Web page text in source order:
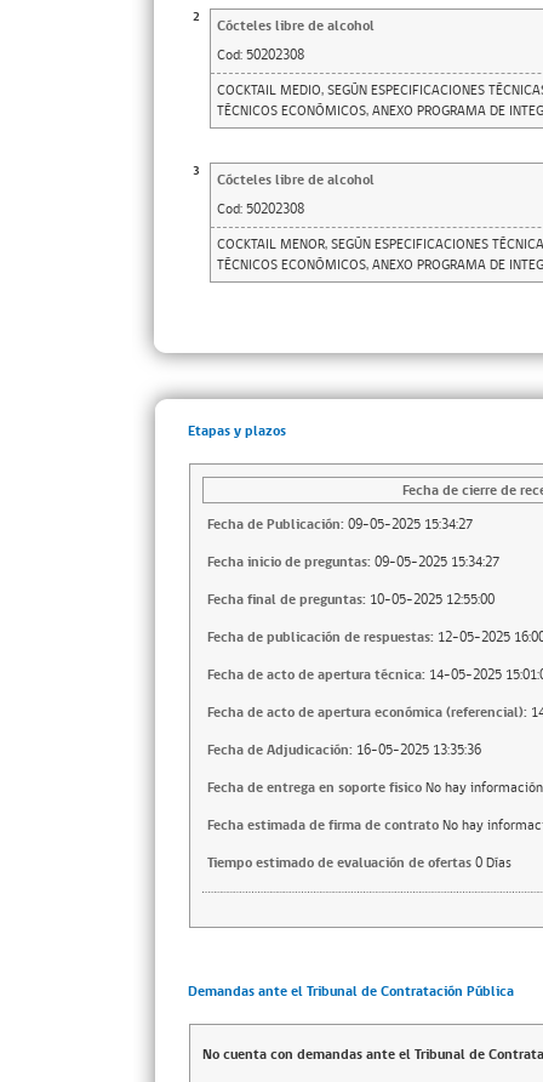
2
Cócteles libre de alcohol
Cod: 50202308
COCKTAIL MEDIO, SEGÚN ESPECIFICACIONES
TÉCNICOS ECONÓMICOS, ANEXO PROGRAMA DE
3
Cócteles libre de alcohol
Cod: 50202308
COCKTAIL MENOR, SEGÚN ESPECIFICACIONES
TÉCNICOS ECONÓMICOS, ANEXO PROGRAMA DE
Etapas y plazos
Fecha de cierre de
Fecha de Publicación: 09-05-2025 15:34:27
Fecha inicio de preguntas: 09-05-2025 15:34:27
Fecha final de preguntas: 10-05-2025 12:55:00
Fecha de publicación de respuestas: 12-05-2025
Fecha de acto de apertura técnica: 14-05-2025
Fecha de acto de apertura económica (referencial):
Fecha de Adjudicación: 16-05-2025 13:35:36
Fecha de entrega en soporte fisicoNo hay información
Fecha estimada de firma de contratoNo hay
Tiempo estimado de evaluación de ofertas0 Días
Demandas ante el Tribunal de Contratación Pública
No cuenta con demandas ante el Tribunal de